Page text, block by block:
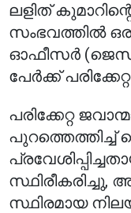
ലളിത്
സംഭവത്തിൽ
ഓഫീസർ
പേർക്ക്
പരിക്കേറ്റ
സ്ഥിരീകരിച്ചു,
സ്ഥിരമായ